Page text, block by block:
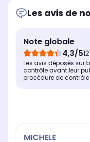
Les avis de
Note globale
4,3/5
Les avis déposés sur
contrôle avant leur
procédure de contrôle
MICHELE